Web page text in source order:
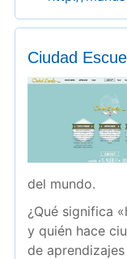
Ciudad
del mundo.
¿Qué significa
y quién hace
de